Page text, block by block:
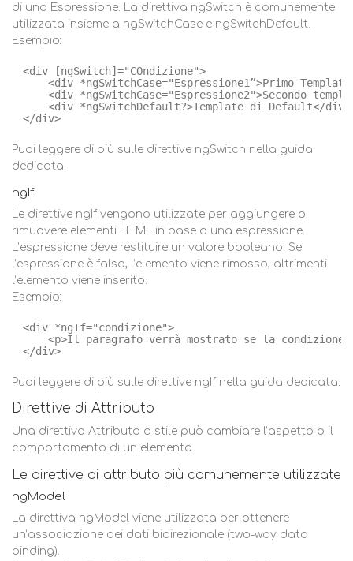
di una Espressione. La direttiva ngSwitch è comunemente
utilizzata insieme a ngSwitchCase e ngSwitchDefault.
Esempio:
<div [ngSwitch]="COndizione">
<div *ngSwitchCase="Espressione1”>Primo
<div *ngSwitchCase="Espressione2">Secondo
<div *ngSwitchDefault?>Template di Default</div>
</div>
Puoi leggere di più sulle direttive ngSwitch nella guida
dedicata.
ngIf
Le direttive ngIf vengono utilizzate per aggiungere o
rimuovere elementi HTML in base a una espressione.
L’espressione deve restituire un valore booleano. Se
l’espressione è falsa, l’elemento viene rimosso, altrimenti
l’elemento viene inserito.
Esempio:
<div *ngIf="condizione">
<p>Il paragrafo verrà mostrato se la condizione
</div>
Puoi leggere di più sulle direttive ngIf nella guida dedicata.
Direttive di Attributo
Una direttiva Attributo o stile può cambiare l’aspetto o il
comportamento di un elemento.
Le direttive di attributo più comunemente utilizzate
ngModel
La direttiva ngModel viene utilizzata per ottenere
un’associazione dei dati bidirezionale (two-way data
binding).